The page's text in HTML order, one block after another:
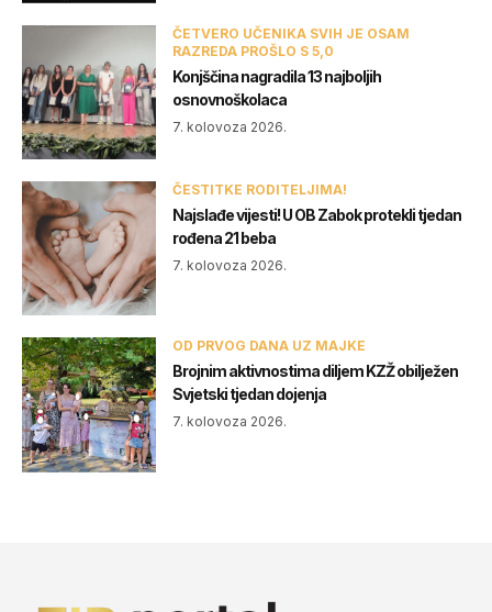
ČETVERO UČENIKA SVIH JE OSAM
RAZREDA PROŠLO S 5,0
Konjščina nagradila 13 najboljih
osnovnoškolaca
7. kolovoza 2026.
ČESTITKE RODITELJIMA!
Najslađe vijesti! U OB Zabok protekli tjedan
rođena 21 beba
7. kolovoza 2026.
OD PRVOG DANA UZ MAJKE
Brojnim aktivnostima diljem KZŽ obilježen
Svjetski tjedan dojenja
7. kolovoza 2026.